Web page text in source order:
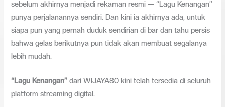
sebelum akhirnya menjadi rekaman resmi — “Lagu Kenangan”
punya perjalanannya sendiri. Dan kini ia akhirnya ada, untuk
siapa pun yang pernah duduk sendirian di bar dan tahu persis
bahwa gelas berikutnya pun tidak akan membuat segalanya
lebih mudah.
“Lagu Kenangan” dari WIJAYA80 kini telah tersedia di seluruh
platform streaming digital.